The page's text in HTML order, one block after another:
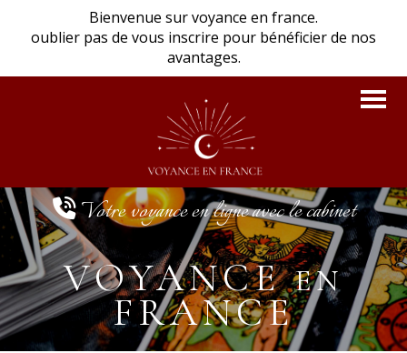
Bienvenue sur voyance en france.
oublier pas de vous inscrire pour bénéficier de nos
avantages.
 Votre voyance en ligne avec le cabinet
VOYANCEEN
FRANCE